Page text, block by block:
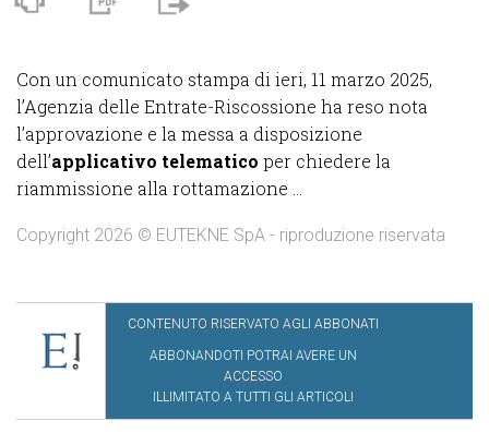
Con un comunicato stampa di ieri, 11 marzo 2025,
l’Agenzia delle Entrate-Riscossione ha reso nota
l’approvazione e la messa a disposizione
dell’applicativo telematico per chiedere la
riammissione alla rottamazione ...
Copyright 2026 © EUTEKNE SpA - riproduzione riservata
CONTENUTO RISERVATO AGLI ABBONATI
ABBONANDOTI POTRAI AVERE UN
ACCESSO
ILLIMITATO A TUTTI GLI ARTICOLI